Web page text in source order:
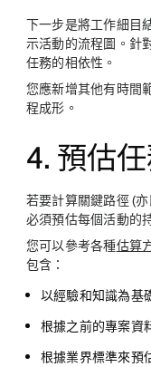
下一步是將工作細目
示活動的流程圖。針
任務的相依性。
您應新增其他有時間
程成形。
4. 預估
若要計算關鍵路徑 (
必須預估每個活動的
您可以參考各種估算
包含：
以經驗和知識為基
根據之前的專案資
根據業界標準來預